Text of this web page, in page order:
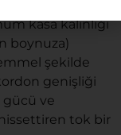
kasa kalınlığı
boynuza)
şekilde
genişliği
gücü ve
tok bir